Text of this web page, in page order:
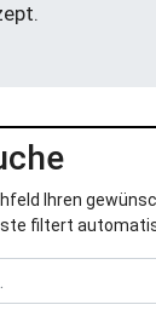
Ihren
filtert